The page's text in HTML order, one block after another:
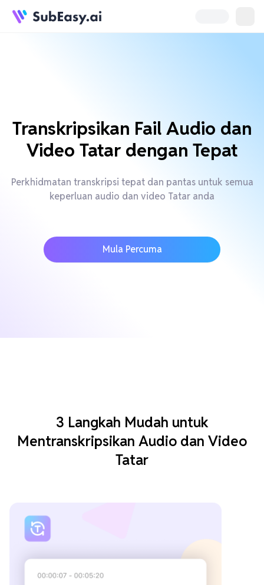
Transkripsikan Fail Audio dan
Video Tatar dengan Tepat
Perkhidmatan transkripsi tepat dan pantas untuk semua
keperluan audio dan video Tatar anda
Mula Percuma
3 Langkah Mudah untuk
Mentranskripsikan Audio dan Video
Tatar